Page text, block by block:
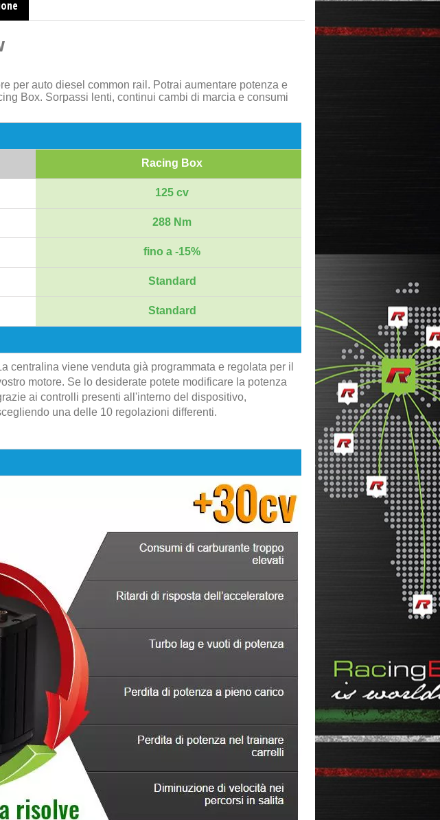
per auto diesel common rail. Potrai aumentare potenza e
Box. Sorpassi lenti, continui cambi di marcia e consumi
Racing Box
125 cv
288 Nm
fino a -15%
Standard
Standard
centralina viene venduta già programmata e regolata per il
motore. Se lo desiderate potete modificare la potenza
ai controlli presenti all'interno del dispositivo,
una delle 10 regolazioni differenti.